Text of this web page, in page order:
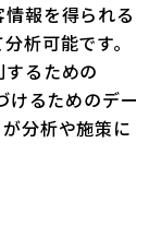
報を得られる
析可能です。
るための
けるためのデー
分析や施策に